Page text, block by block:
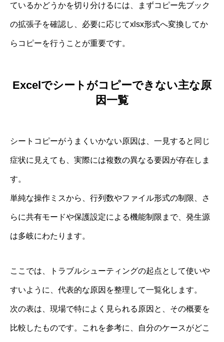
ているかどうかを切り分けるには、まずコピー先ブック
の拡張子を確認し、必要に応じてxlsx形式へ変換してか
らコピーを行うことが重要です。
Excelでシートがコピーできない主な原
因一覧
シートコピーがうまくいかない原因は、一見すると同じ
症状に見えても、実際には複数の異なる要因が存在しま
す。
単純な操作ミスから、行列数やファイル形式の制限、さ
らに共有モードや保護設定による機能制限まで、発生源
は多岐にわたります。
ここでは、トラブルシューティングの起点として使いや
すいように、代表的な原因を整理して一覧化します。
次の表は、現場で特によく見られる原因と、その概要を
比較したものです。これを参考に、自分のケースがどこ